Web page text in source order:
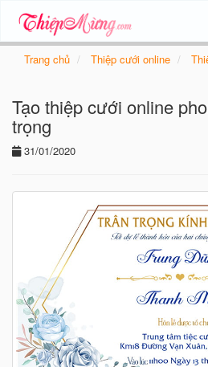
Trang chủ Thiệp cưới online
Tạo thiệp cưới online
trọng
31/01/2020